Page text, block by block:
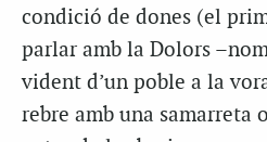
condició de dones (el
parlar amb la Dolors
vident d’un poble a la
rebre amb una samarreta